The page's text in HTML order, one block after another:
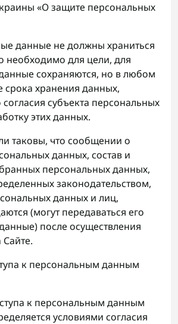
«О защите персональных
данные не должны храниться
необходимо для цели, для
сохраняются, но в любом
срока хранения данных,
субъекта персональных
этих данных.
таковы, что сообщении о
данных, состав и
персональных данных,
законодательством,
данных и лиц,
(могут передаваться его
после осуществления
Сайте.
к персональным данным
к персональным данным
условиями согласия